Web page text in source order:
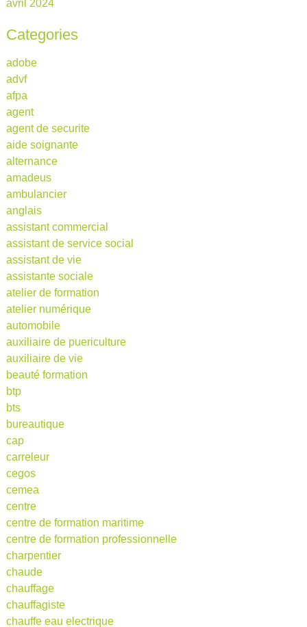
avril 2024
Categories
adobe
advf
afpa
agent
agent de securite
aide soignante
alternance
amadeus
ambulancier
anglais
assistant commercial
assistant de service social
assistant de vie
assistante sociale
atelier de formation
atelier numérique
automobile
auxiliaire de puericulture
auxiliaire de vie
beauté formation
btp
bts
bureautique
cap
carreleur
cegos
cemea
centre
centre de formation maritime
centre de formation professionnelle
charpentier
chaude
chauffage
chauffagiste
chauffe eau electrique